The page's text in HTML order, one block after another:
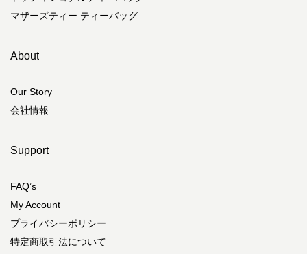
マザーズティー ティーバッグ
About
Our Story
会社情報
Support
FAQ’s
My Account
プライバシーポリシー
特定商取引法について